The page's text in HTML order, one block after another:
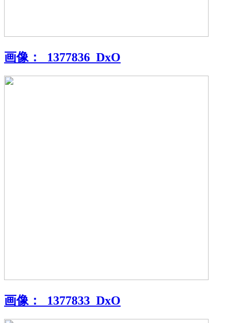
画像： _1377836_DxO
画像： _1377833_DxO